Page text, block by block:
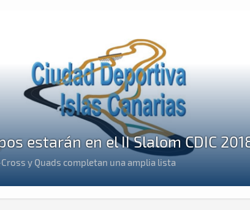
estarán en el II Slalom CDIC
Cross y Quads completan una amplia lista